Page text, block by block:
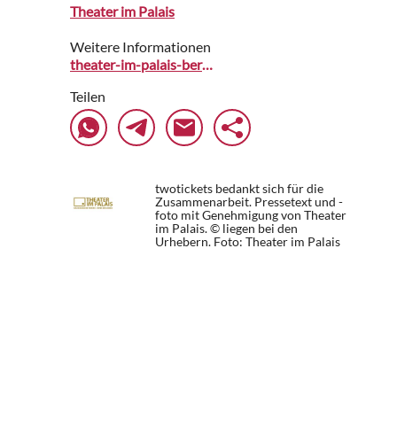
Theater im Palais
Weitere Informationen
theater-im-palais-berlin.reservix.de
Teilen
twotickets bedankt sich für die
Zusammenarbeit. Pressetext und -
foto mit Genehmigung von Theater
im Palais. © liegen bei den
Urhebern. Foto: Theater im Palais